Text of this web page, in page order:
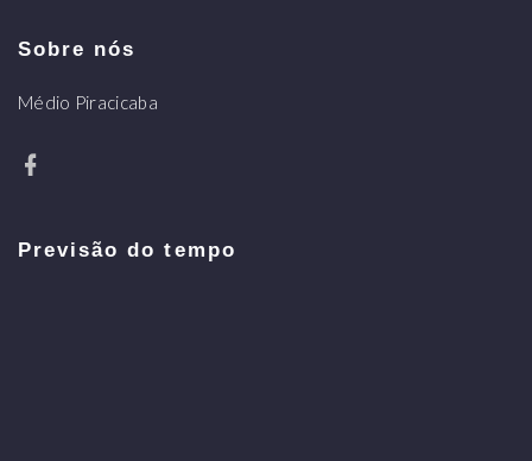
Sobre nós
Médio Piracicaba
Previsão do tempo